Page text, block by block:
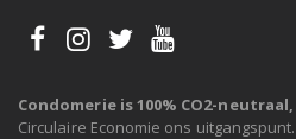
Condomerie is 100% CO2-neutraal,
Circulaire Economie ons uitgangspunt.